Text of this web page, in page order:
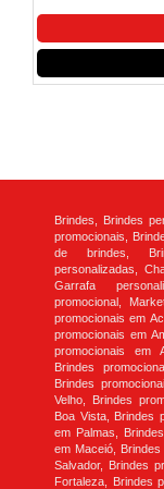
Brindes, Brindes
promocionais,
de brindes,
personalizadas,
Garrafa
promocional,
promocionais em
promocionais em
promocionais em
Brindes
Brindes
Velho, Brindes
Boa Vista, Brindes
em Palmas,
em Maceió,
Salvador, Brindes
Fortaleza, Brindes